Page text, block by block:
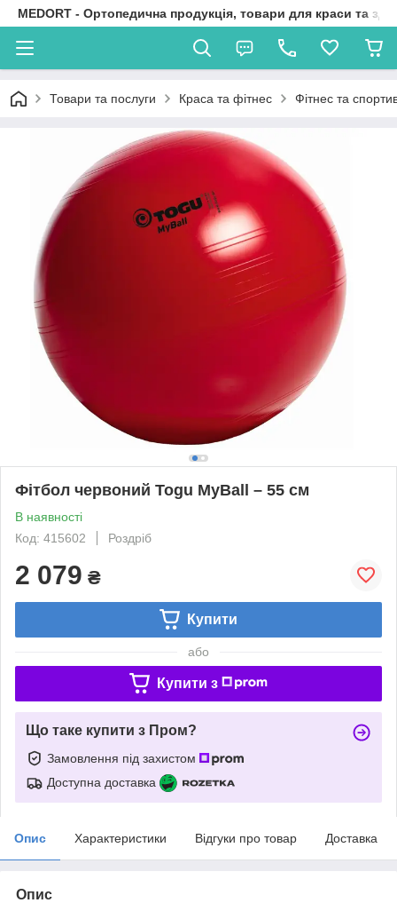
MEDORT - Ортопедична продукція, товари для краси та
Товари та послуги Краса та фітнес Фітнес та
Фітбол червоний Togu MyBall – 55 см
В наявності
Код: 415602
Роздріб
2 079 ₴
Купити
або
Купити з
Що таке купити з Пром?
Замовлення під захистом
Доступна доставка
Опис Характеристики Відгуки про товар Доставка
Опис